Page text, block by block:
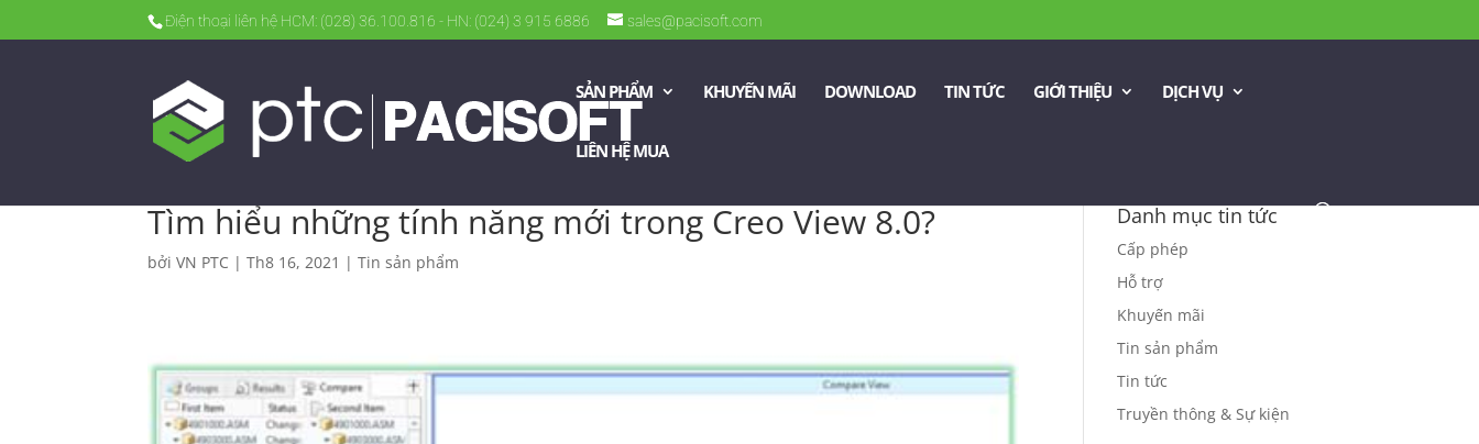
Điện thoại liên hệ HCM: (028) 36.100.816 - HN: (024) 3 915 6886 sales@pacisoft.com
SẢN PHẨM KHUYẾN MÃI DOWNLOAD TIN TỨC GIỚI THIỆU DỊCH VỤ
LIÊN HỆ MUA
Tìm hiểu những tính năng mới trong Creo View 8.0?
bởiVN PTC |Th8 16, 2021 |Tin sản phẩm
Danh mục tin tức
Cấp phép
Hỗ trợ
Khuyến mãi
Tin sản phẩm
Tin tức
Truyền thông & Sự kiện